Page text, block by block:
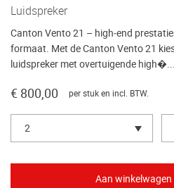
Luidspreker
Canton Vento 21 – high‑end
formaat. Met de Canton Vento 21
luidspreker met overtuigende high�...
€ 800,00 per stuk en incl. BTW.
2